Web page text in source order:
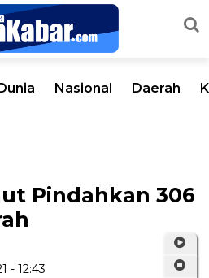
Nasional Daerah
Pindahkan 306
- 12:43